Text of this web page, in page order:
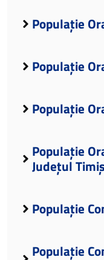
Populație
Populație
Populație
Populație
Județul
Populație
Populație